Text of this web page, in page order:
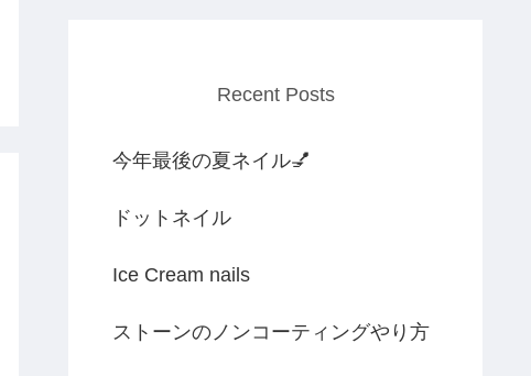
Recent Posts
今年最後の夏ネイル💅
ドットネイル
Ice Cream nails
ストーンのノンコーティングやり方